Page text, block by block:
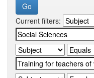
Current filters: